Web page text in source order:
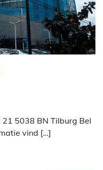
21 5038 BN Tilburg Bel
vind […]